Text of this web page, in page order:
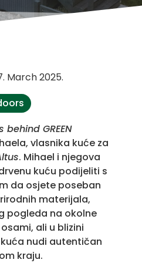
March 2025.
behind GREEN
vlasnika kuće za
. Mihael i njegova
kuću podijeliti s
da osjete poseban
materijala,
pogleda na okolne
ali u blizini
nudi autentičan
kraju.